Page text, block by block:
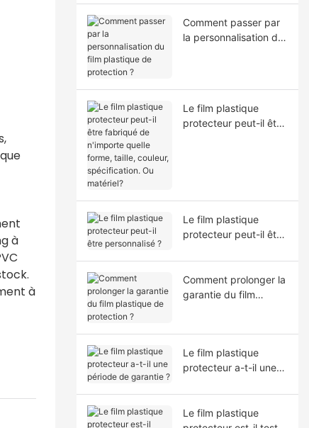
à
à
Comment passer par
la personnalisation du
Le film plastique
protecteur peut-il être
Le film plastique
protecteur peut-il être
Comment prolonger la
garantie du film
Le film plastique
protecteur a-t-il une
Le film plastique